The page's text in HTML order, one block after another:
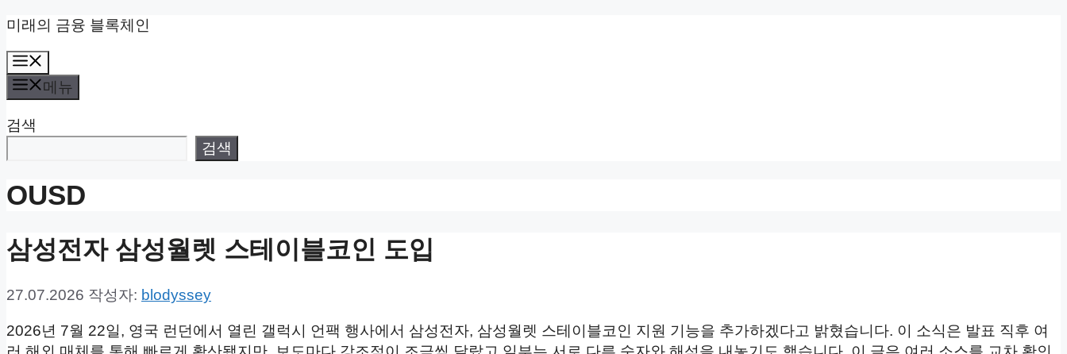
컨
츠
로
너
미래의 금융 블록체인
뉴
메뉴
검색
검색
OUSD
삼성전자 삼성월렛 스테이블코인 도입
27.07.2026 작성자: blodyssey
2026년 7월 22일, 영국 런던에서 열린 갤럭시 언팩 행사에서 삼성전자, 삼성월렛 스테이블코인 지원 기능을 추가하겠다고 밝혔습니다. 이 소식은 발표 직후 여